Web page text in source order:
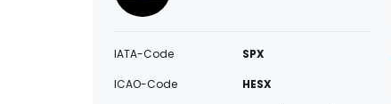
IATA-Code
SPX
ICAO-Code
HESX